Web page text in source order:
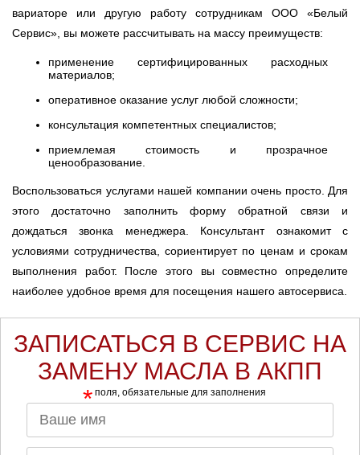
вариаторе или другую работу сотрудникам ООО «Белый
Сервис», вы можете рассчитывать на массу преимуществ:
применение сертифицированных расходных
материалов;
оперативное оказание услуг любой сложности;
консультация компетентных специалистов;
приемлемая стоимость и прозрачное
ценообразование.
Воспользоваться услугами нашей компании очень просто. Для
этого достаточно заполнить форму обратной связи и
дождаться звонка менеджера. Консультант ознакомит с
условиями сотрудничества, сориентирует по ценам и срокам
выполнения работ. После этого вы совместно определите
наиболее удобное время для посещения нашего автосервиса.
ЗАПИСАТЬСЯ В СЕРВИС НА
ЗАМЕНУ МАСЛА В АКПП
* поля, обязательные для заполнения